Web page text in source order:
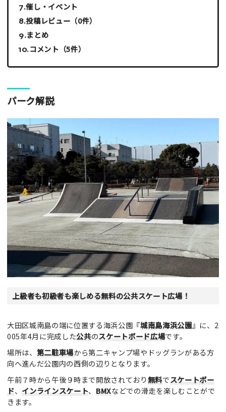
催し・イベント
投稿レビュー（0件）
まとめ
コメント（5件）
パーク解説
上級者も初級者も楽しめる無料の公共スケート広場！
大田区城南島の端に位置する海浜公園『城南島海浜公園』に、2
005年4月に完成した公共のスケートボード広場です。
場所は、 第二駐車場から第二キャンプ場やドッグランがある方
向へ進んだ公園内の西側の辺りとなります。
午前７時から午後９時まで開放されており無料でスケートボー
ド、 インラインスケート、 BMXなどでの滑走を楽しむことがで
きます。